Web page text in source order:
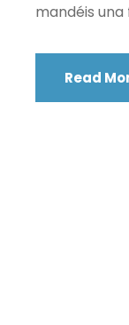
mandéis
Read